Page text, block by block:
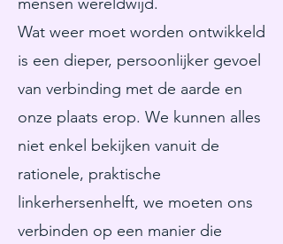
Wat weer moet worden ontwikkeld
is een dieper, persoonlijker gevoel
van verbinding met de aarde en
onze plaats erop. We kunnen alles
niet enkel bekijken vanuit de
rationele, praktische
linkerhersenhelft, we moeten ons
verbinden op een manier die